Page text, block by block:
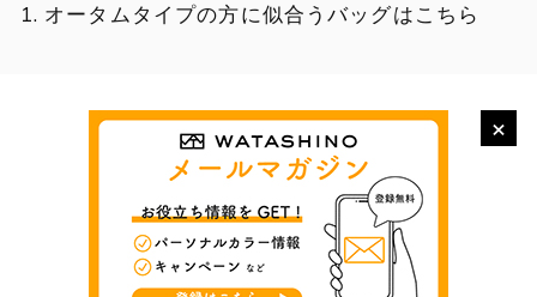
オータムタイプの方に似合うバッグはこちら
×